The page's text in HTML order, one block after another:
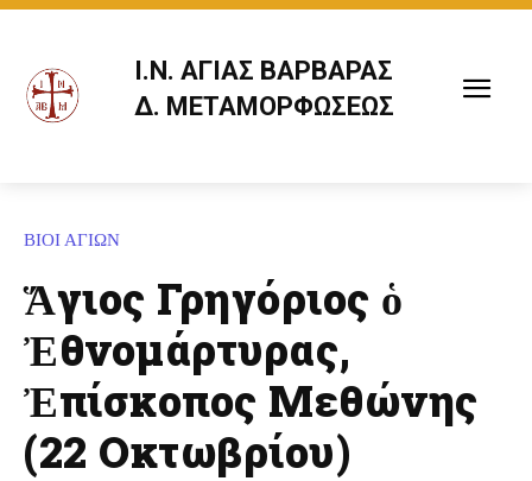
Ι.Ν. ΑΓΙΑΣ ΒΑΡΒΑΡΑΣ
Δ. ΜΕΤΑΜΟΡΦΩΣΕΩΣ
ΒΙΟΙ ΑΓΙΩΝ
Ἅγιος Γρηγόριος ὁ
Ἐθνομάρτυρας,
Ἐπίσκοπος Μεθώνης
(22 Οκτωβρίου)